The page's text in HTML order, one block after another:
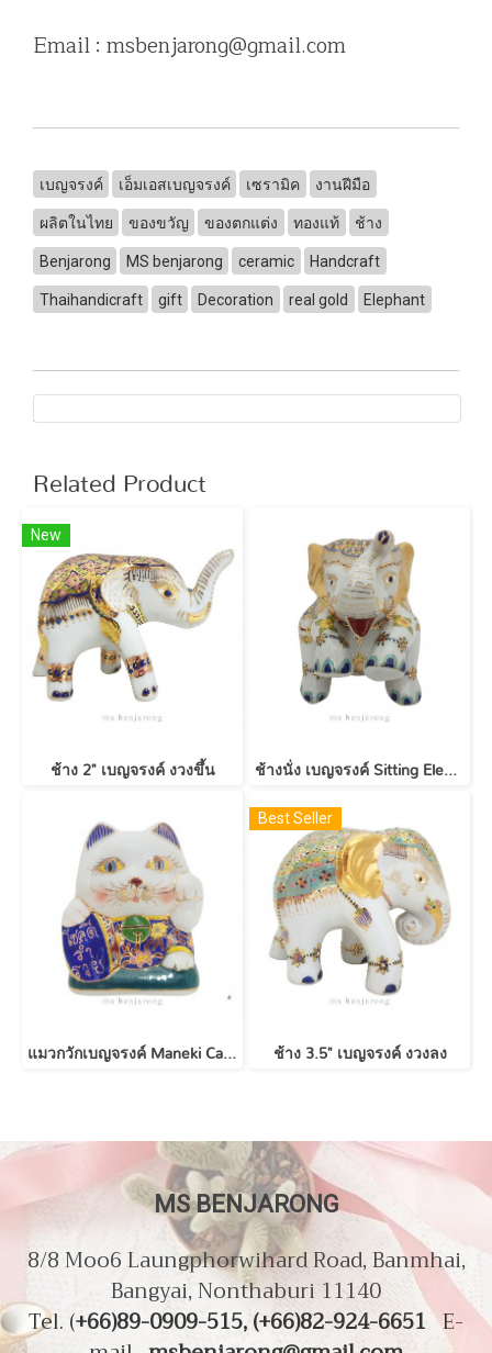
Email : msbenjarong@gmail.com
เบญจรงค์ เอ็มเอสเบญจรงค์ เซรามิค งานฝีมือ
ผลิตในไทย ของขวัญ ของตกแต่ง ทองแท้ ช้าง
Benjarong MS benjarong ceramic Handcraft
Thaihandicraft gift Decoration real gold Elephant
Related Product
New
ช้าง 2" เบญจรงค์ งวงขึ้น ช้างนั่ง เบญจรงค์ Sitting Elephant | Benjarong
แมวกวักเบญจรงค์ Maneki Cat | Benjarong
Best Seller
ช้าง 3.5" เบญจรงค์ งวงลง
MS BENJARONG
8/8 Moo6 Laungphorwihard Road, Banmhai,
Bangyai, Nonthaburi 11140
Tel. (+66)89-0909-515, (+66)82-924-6651E-